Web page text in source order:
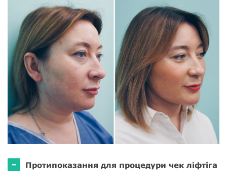
- Протипоказання для процедури чек ліфтіга